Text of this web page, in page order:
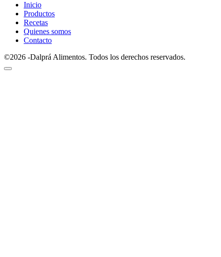
Inicio
Productos
Recetas
Quienes somos
Contacto
©2026 -Dalprá Alimentos. Todos los derechos reservados.